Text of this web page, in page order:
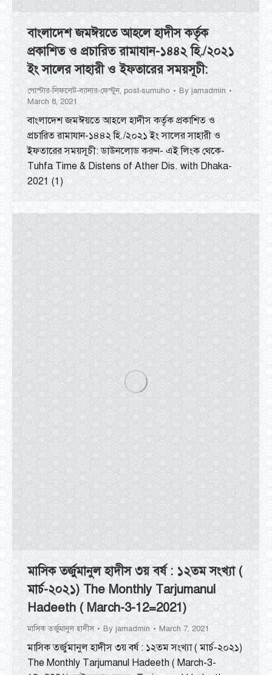
বাংলাদেশ জমঈয়তে আহলে হাদীস কর্তৃক
প্রকাশিত ও প্রচারিত রামাযান-১৪৪২ হি./২০২১
ইং সালের সাহারী ও ইফতারের সময়সূচী:
পোস্টার-লিফলেট-ব্যানার-ফেস্টুন, post-sumuho By jamadmin
March 8, 2021
বাংলাদেশ জমঈয়তে আহলে হাদীস কর্তৃক প্রকাশিত ও
প্রচারিত রামাযান-১৪৪২ হি./২০২১ ইং সালের সাহারী ও
ইফতারের সময়সূচী: ডাউনলোড করুন- এই লিংক থেকে-
Tuhfa Time & Distens of Ather Dis. with Dhaka-
2021 (1)
মাসিক তর্জুমানুল হাদীস ৩য় বর্ষ : ১২তম সংখ্যা (
মার্চ-২০২১) The Monthly Tarjumanul
Hadeeth ( March-3-12=2021)
মাসিক তর্জুমানুল হাদীস By jamadmin March 7, 2021
মাসিক তর্জুমানুল হাদীস ৩য় বর্ষ : ১২তম সংখ্যা ( মার্চ-২০২১)
The Monthly Tarjumanul Hadeeth ( March-3-